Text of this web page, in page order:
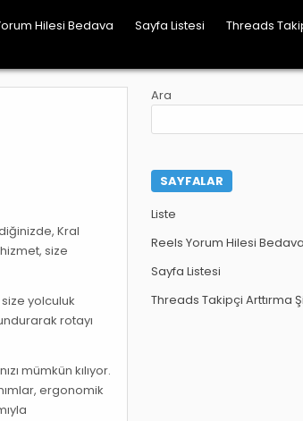
Hilesi Bedava Sayfa Listesi Threads
Kral
size
yolculuk
rotayı
mümkün kılıyor.
ergonomik
Ara
SAYFALAR
Liste
Reels Yorum Hilesi Bedava
Sayfa Listesi
Threads Takipçi Arttırma